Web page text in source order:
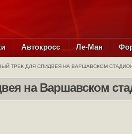
Автокросс Ле-Ман
ТРЕК ДЛЯ СПИДВЕЯ НА ВАРШАВСКОМ
на Варшавском